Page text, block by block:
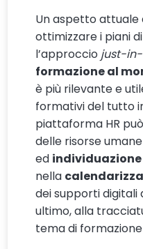
Un aspetto
ottimizzare i piani
l’approccio just-
formazione al
è più rilevante e
formativi del tutto
piattaforma HR
delle risorse
ed
nella
dei supporti digitali
ultimo, alla
tema di